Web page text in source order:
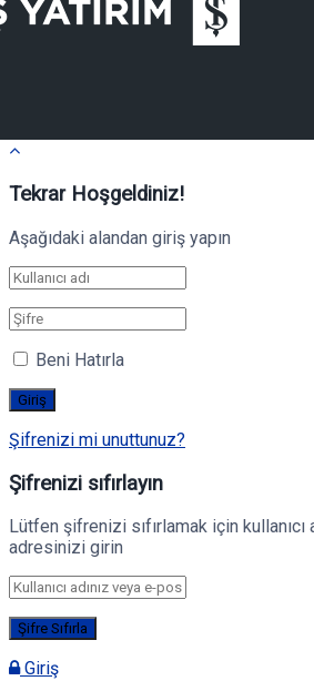
Tekrar Hoşgeldiniz!
Aşağıdaki alandan giriş yapın
Beni Hatırla
Şifrenizi mi unuttunuz?
Şifrenizi sıfırlayın
Lütfen şifrenizi sıfırlamak için kullanıcı
adresinizi girin
Giriş